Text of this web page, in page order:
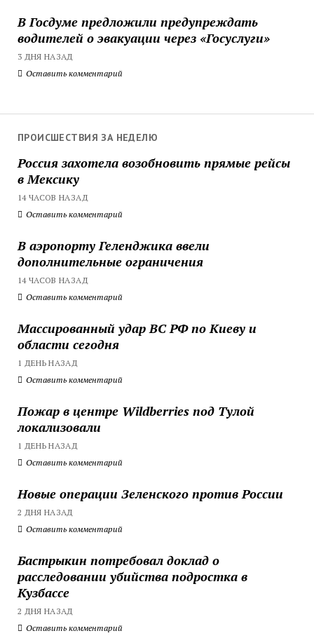
В Госдуме предложили предупреждать
водителей о эвакуации через «Госуслуги»
3 ДНЯ НАЗАД
Оставить комментарий
ПРОИСШЕСТВИЯ ЗА НЕДЕЛЮ
Россия захотела возобновить прямые рейсы
в Мексику
14 ЧАСОВ НАЗАД
Оставить комментарий
В аэропорту Геленджика ввели
дополнительные ограничения
14 ЧАСОВ НАЗАД
Оставить комментарий
Массированный удар ВС РФ по Киеву и
области сегодня
1 ДЕНЬ НАЗАД
Оставить комментарий
Пожар в центре Wildberries под Тулой
локализовали
1 ДЕНЬ НАЗАД
Оставить комментарий
Новые операции Зеленского против России
2 ДНЯ НАЗАД
Оставить комментарий
Бастрыкин потребовал доклад о
расследовании убийства подростка в
Кузбассе
2 ДНЯ НАЗАД
Оставить комментарий